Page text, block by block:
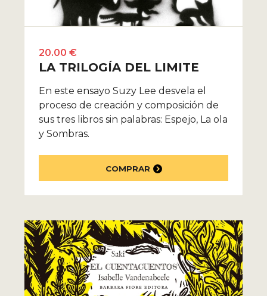
20.00 €
LA TRILOGÍA DEL LIMITE
En este ensayo Suzy Lee desvela el
proceso de creación y composición de
sus tres libros sin palabras: Espejo, La ola
y Sombras.
COMPRAR